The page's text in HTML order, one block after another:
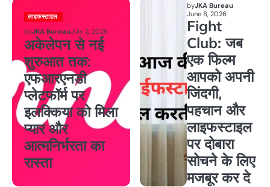
लाइफस्टाइल
byJKA BureauJuly 2, 2026
अकेलेपन से नई
शुरुआत तक:
एफआरएनडी
प्लेटफॉर्म पर
इलक्किया को मिला
प्यार और
आत्मनिर्भरता का
रास्ता
byJKA Bureau
June 8, 2026
Fight
Club: जब
एक फिल्म
आपको अपनी
जिंदगी,
पहचान और
लाइफस्टाइल
पर दोबारा
सोचने के लिए
मजबूर कर दे